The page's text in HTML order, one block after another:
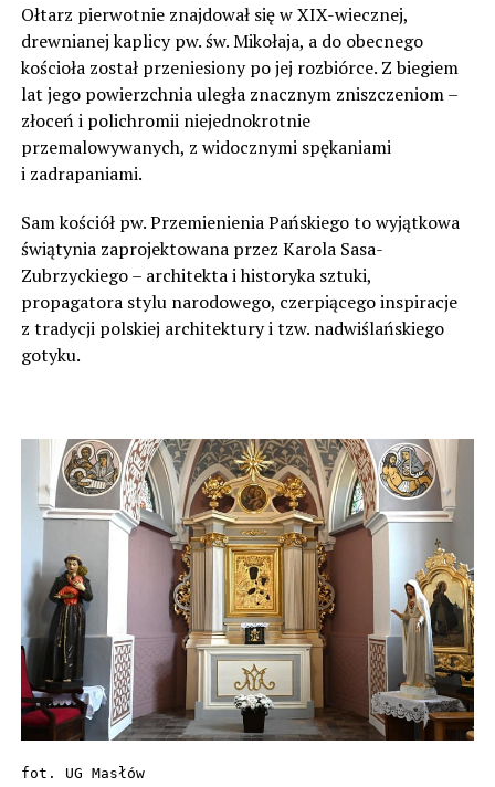
Ołtarz pierwotnie znajdował się w XIX-wiecznej,
drewnianej kaplicy pw. św. Mikołaja, a do obecnego
kościoła został przeniesiony po jej rozbiórce. Z biegiem
lat jego powierzchnia uległa znacznym zniszczeniom –
złoceń i polichromii niejednokrotnie
przemalowywanych, z widocznymi spękaniami
i zadrapaniami.
Sam kościół pw. Przemienienia Pańskiego to wyjątkowa
świątynia zaprojektowana przez Karola Sasa-
Zubrzyckiego – architekta i historyka sztuki,
propagatora stylu narodowego, czerpiącego inspiracje
z tradycji polskiej architektury i tzw. nadwiślańskiego
gotyku.
fot. UG Masłów